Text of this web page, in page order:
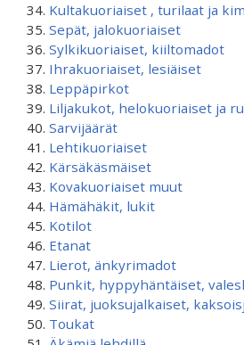
Kultakuoriaiset , turilaat ja
Sepät, jalokuoriaiset
Sylkikuoriaiset, kiiltomadot
Ihrakuoriaiset, lesiäiset
Leppäpirkot
Liljakukot, helokuoriaiset ja
Sarvijäärät
Lehtikuoriaiset
Kärsäkäsmäiset
Kovakuoriaiset muut
Hämähäkit, lukit
Kotilot
Etanat
Lierot, änkyrimadot
Punkit, hyppyhäntäiset,
Siirat, juoksujalkaiset,
Toukat